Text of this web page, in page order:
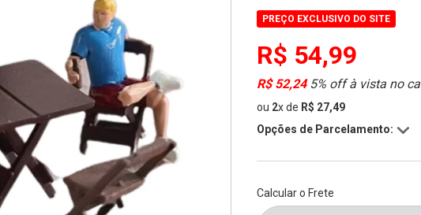
PREÇO EXCLUSIVO DO SITE
R$ 54,99
R$ 52,245% off à vista no
ou 2xde R$ 27,49
Opções de Parcelamento:
Calcular o Frete